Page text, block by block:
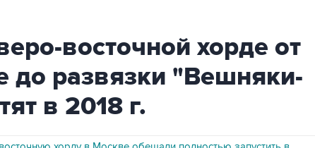
восточной хорде от
до развязки "Вешняки-
в 2018 г.